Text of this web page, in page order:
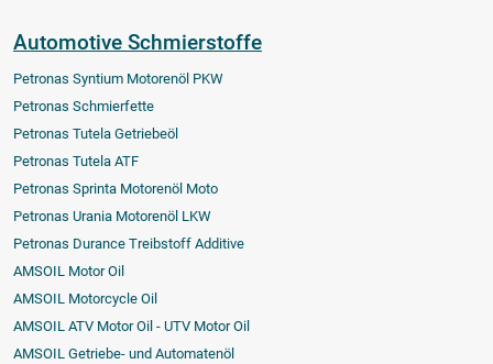
Automotive Schmierstoffe
Petronas Syntium Motorenöl PKW
Petronas Schmierfette
Petronas Tutela Getriebeöl
Petronas Tutela ATF
Petronas Sprinta Motorenöl Moto
Petronas Urania Motorenöl LKW
Petronas Durance Treibstoff Additive
AMSOIL Motor Oil
AMSOIL Motorcycle Oil
AMSOIL ATV Motor Oil - UTV Motor Oil
AMSOIL Getriebe- und Automatenöl